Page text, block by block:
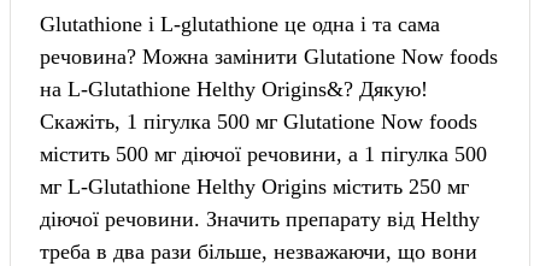
Glutathione і L-glutathione це одна і та сама
речовина? Можна замінити Glutatione Now foods
на L-Glutathione Helthy Origins&? Дякую!
Скажіть, 1 пігулка 500 мг Glutatione Now foods
містить 500 мг діючої речовини, а 1 пігулка 500
мг L-Glutathione Helthy Origins містить 250 мг
діючої речовини. Значить препарату від Helthy
треба в два рази більше, незважаючи, що вони